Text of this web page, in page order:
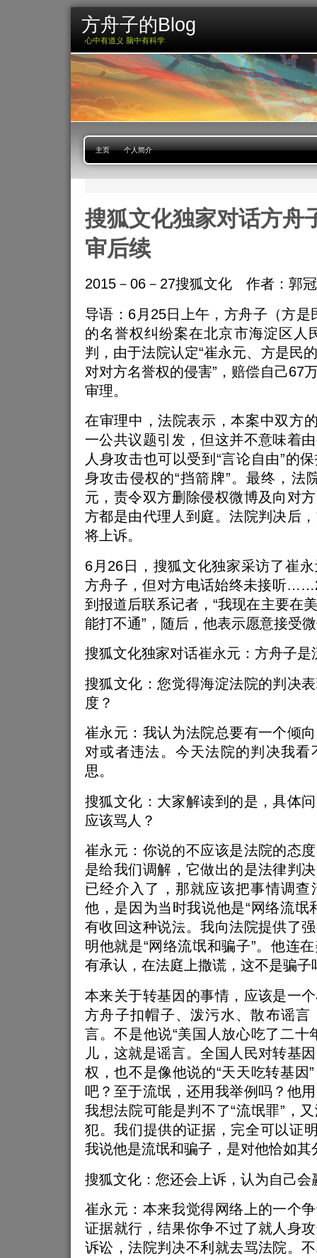
方舟子的Blog
心中有道义 脑中有科学
主页 个人简介
搜狐文化独家对话方舟
审后续
2015－06－27搜狐文化 作者：郭
导语：6月25日上午，方舟子（方是
的名誉权纠纷案在北京市海淀区人
判，由于法院认定“崔永元、方是民
对对方名誉权的侵害”，赔偿自己67
审理。
在审理中，法院表示，本案中双方
一公共议题引发，但这并不意味着
人身攻击也可以受到“言论自由”的
身攻击侵权的“挡箭牌”。最终，法
元，责令双方删除侵权微博及向对
方都是由代理人到庭。法院判决后
将上诉。
6月26日，搜狐文化独家采访了崔
方舟子，但对方电话始终未接听
到报道后联系记者，“我现在主要在
能打不通”，随后，他表示愿意接受
搜狐文化独家对话崔永元：方舟子是
搜狐文化：您觉得海淀法院的判决
度？
崔永元：我认为法院总要有一个倾
对或者违法。今天法院的判决我看
思。
搜狐文化：大家解读到的是，具体
应该骂人？
崔永元：你说的不应该是法院的态
是给我们调解，它做出的是法律判
已经介入了，那就应该把事情调查
他，是因为当时我说他是“网络流氓
有收回这种说法。我向法院提供了
明他就是“网络流氓和骗子”。他连
有承认，在法庭上撒谎，这不是骗子
本来关于转基因的事情，应该是一
方舟子扣帽子、泼污水、散布谣言
言。不是他说“美国人放心吃了二十
儿，这就是谣言。全国人民对转基
权，也不是像他说的“天天吃转基因
吧？至于流氓，还用我举例吗？他
我想法院可能是判不了“流氓罪”，
犯。我们提供的证据，完全可以证
我说他是流氓和骗子，是对他恰如其
搜狐文化：您还会上诉，认为自己会
崔永元：本来我觉得网络上的一个
证据就行，结果你争不过了就人身
诉讼，法院判决不利就去骂法院。